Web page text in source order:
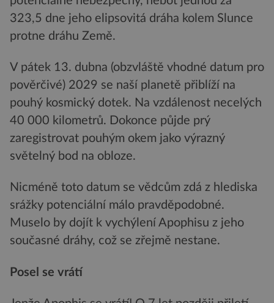
323,5 dne jeho elipsovitá dráha kolem Slunce
protne dráhu Země.
V pátek 13. dubna (obzvláště vhodné datum pro
pověrčivé) 2029 se naší planetě přiblíží na
pouhý kosmický dotek. Na vzdálenost necelých
40 000 kilometrů. Dokonce půjde prý
zaregistrovat pouhým okem jako výrazný
světelný bod na obloze.
Nicméně toto datum se vědcům zdá z hlediska
srážky potenciální málo pravděpodobné.
Muselo by dojít k vychýlení Apophisu z jeho
současné dráhy, což se zřejmě nestane.
Posel se vrátí